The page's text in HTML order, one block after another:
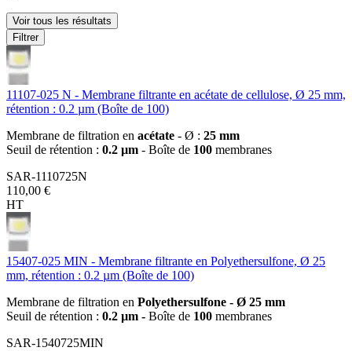
Voir tous les résultats
Filtrer
11107-025 N - Membrane filtrante en acétate de cellulose, Ø 25 mm,
rétention : 0.2 µm (Boîte de 100)
Membrane de filtration en acétate - Ø : 25 mm
Seuil de rétention : 0.2 µm - Boîte de 100 membranes
SAR-1110725N
110,00 €
HT
15407-025 MIN - Membrane filtrante en Polyethersulfone, Ø 25
mm, rétention : 0.2 µm (Boîte de 100)
Membrane de filtration en Polyethersulfone - Ø 25 mm
Seuil de rétention : 0.2 µm - Boîte de 100 membranes
SAR-1540725MIN